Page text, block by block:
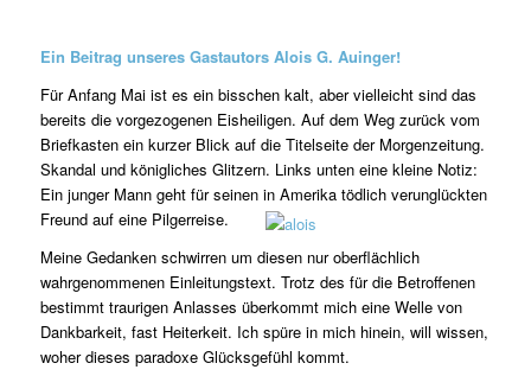
Ein Beitrag unseres Gastautors Alois G. Auinger!
Für Anfang Mai ist es ein bisschen kalt, aber vielleicht sind das
bereits die vorgezogenen Eisheiligen. Auf dem Weg zurück vom
Briefkasten ein kurzer Blick auf die Titelseite der Morgenzeitung.
Skandal und königliches Glitzern. Links unten eine kleine Notiz:
Ein junger Mann geht für seinen in Amerika tödlich verunglückten
Freund auf eine Pilgerreise.
Meine Gedanken schwirren um diesen nur oberflächlich
wahrgenommenen Einleitungstext. Trotz des für die Betroffenen
bestimmt traurigen Anlasses überkommt mich eine Welle von
Dankbarkeit, fast Heiterkeit. Ich spüre in mich hinein, will wissen,
woher dieses paradoxe Glücksgefühl kommt.